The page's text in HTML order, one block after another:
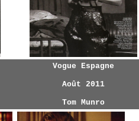
Vogue Espagne
Août 2011
Tom Munro